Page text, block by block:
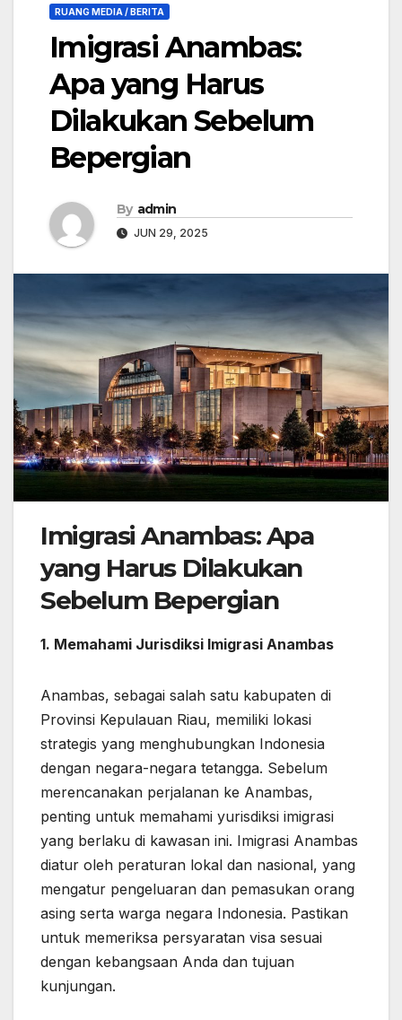
RUANG MEDIA / BERITA
Imigrasi Anambas:
Apa yang Harus
Dilakukan Sebelum
Bepergian
By admin
JUN 29, 2025
Imigrasi Anambas: Apa
yang Harus Dilakukan
Sebelum Bepergian
1. Memahami Jurisdiksi Imigrasi Anambas
Anambas, sebagai salah satu kabupaten di
Provinsi Kepulauan Riau, memiliki lokasi
strategis yang menghubungkan Indonesia
dengan negara-negara tetangga. Sebelum
merencanakan perjalanan ke Anambas,
penting untuk memahami yurisdiksi imigrasi
yang berlaku di kawasan ini. Imigrasi Anambas
diatur oleh peraturan lokal dan nasional, yang
mengatur pengeluaran dan pemasukan orang
asing serta warga negara Indonesia. Pastikan
untuk memeriksa persyaratan visa sesuai
dengan kebangsaan Anda dan tujuan
kunjungan.